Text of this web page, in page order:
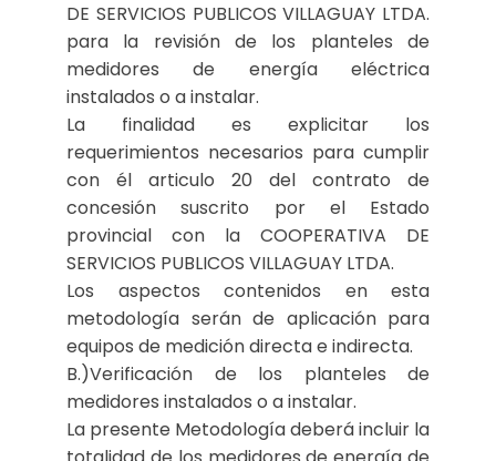
DE SERVICIOS PUBLICOS VILLAGUAY LTDA.
para la revisión de los planteles de
medidores de energía eléctrica
instalados o a instalar.
La finalidad es explicitar los
requerimientos necesarios para cumplir
con él articulo 20 del contrato de
concesión suscrito por el Estado
provincial con la COOPERATIVA DE
SERVICIOS PUBLICOS VILLAGUAY LTDA.
Los aspectos contenidos en esta
metodología serán de aplicación para
equipos de medición directa e indirecta.
B.)Verificación de los planteles de
medidores instalados o a instalar.
La presente Metodología deberá incluir la